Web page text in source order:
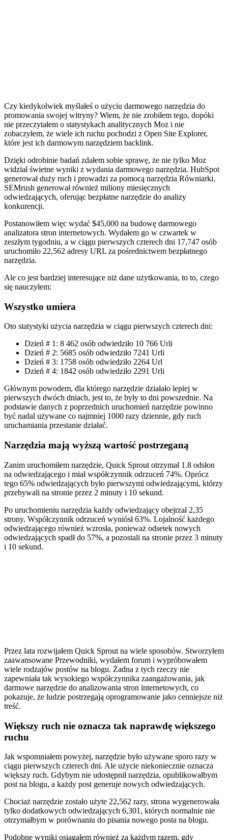
Czy kiedykolwiek myślałeś o użyciu darmowego narzędzia do
promowania swojej witryny? Wiem, że nie zrobiłem tego, dopóki
nie przeczytałem o statystykach analitycznych Moz i nie
zobaczyłem, że wiele ich ruchu pochodzi z Open Site Explorer,
które jest ich darmowym narzędziem backlink.
Dzięki odrobinie badań zdałem sobie sprawę, że nie tylko Moz
widział świetne wyniki z wydania darmowego narzędzia. HubSpot
generował duży ruch i prowadzi za pomocą narzędzia Równiarki.
SEMrush generował również miliony miesięcznych
odwiedzających, oferując bezpłatne narzędzie do analizy
konkurencji.
Postanowiłem więc wydać $45,000 na budowę darmowego
analizatora stron internetowych. Wydałem go w czwartek w
zeszłym tygodniu, a w ciągu pierwszych czterech dni 17,747 osób
uruchomiło 22,562 adresy URL za pośrednictwem bezpłatnego
narzędzia.
Ale co jest bardziej interesujące niż dane użytkowania, to to, czego
się nauczyłem:
Wszystko umiera
Oto statystyki użycia narzędzia w ciągu pierwszych czterech dni:
Dzień # 1: 8 462 osób odwiedziło 10 766 Urli
Dzień # 2: 5685 osób odwiedziło 7241 Urli
Dzień # 3: 1758 osób odwiedziło 2264 Url
Dzień # 4: 1842 osób odwiedziło 2291 Urli
Głównym powodem, dla którego narzędzie działało lepiej w
pierwszych dwóch dniach, jest to, że były to dni powszednie. Na
podstawie danych z poprzednich uruchomień narzędzie powinno
być nadal używane co najmniej 1000 razy dziennie, gdy ruch
uruchamiania przestanie działać.
Narzędzia mają wyższą wartość postrzeganą
Zanim uruchomiłem narzędzie, Quick Sprout otrzymał 1.8 odsłon
na odwiedzającego i miał współczynnik odrzuceń 74%. Oprócz
tego 65% odwiedzających było pierwszymi odwiedzającymi, którzy
przebywali na stronie przez 2 minuty i 10 sekund.
Po uruchomieniu narzędzia każdy odwiedzający obejrzał 2,35
strony. Współczynnik odrzuceń wyniósł 63%. Lojalność każdego
odwiedzającego również wzrosła, ponieważ odsetek nowych
odwiedzających spadł do 57%, a pozostali na stronie przez 3 minuty
i 10 sekund.
Przez lata rozwijałem Quick Sprout na wiele sposobów. Stworzyłem
zaawansowane Przewodniki, wydałem forum i wypróbowałem
wiele rodzajów postów na blogu. Żadna z tych rzeczy nie
zapewniała tak wysokiego współczynnika zaangażowania, jak
darmowe narzędzie do analizowania stron internetowych, co
pokazuje, że ludzie postrzegają oprogramowanie jako cenniejsze niż
treść.
Większy ruch nie oznacza tak naprawdę większego
ruchu
Jak wspomniałem powyżej, narzędzie było używane sporo razy w
ciągu pierwszych czterech dni. Ale użycie niekoniecznie oznacza
większy ruch. Gdybym nie udostępnił narzędzia, opublikowałbym
post na blogu, a każdy post generuje nowych odwiedzających.
Chociaż narzędzie zostało użyte 22,562 razy, strona wygenerowała
tylko dodatkowych odwiedzających 6,301, których normalnie nie
otrzymałbym w porównaniu do pisania nowego posta na blogu.
Podobne wyniki osiągałem również za każdym razem, gdy